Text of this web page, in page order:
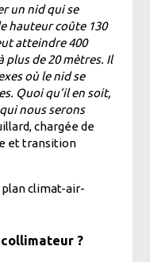
un nid qui se
hauteur coûte 130
atteindre 400
plus de 20 mètres. Il
où le nid se
Quoi qu’il en soit,
nous serons
chargée de
et transition
climat-air-
?